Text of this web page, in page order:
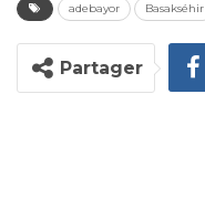
adebayor Basakséhir
Partager